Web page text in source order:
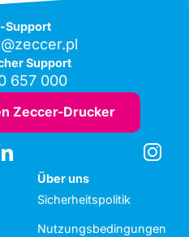
Support
Support
657 000
Zeccer-Drucker
Über uns
Sicherheitspolitik
Nutzungsbedingungen